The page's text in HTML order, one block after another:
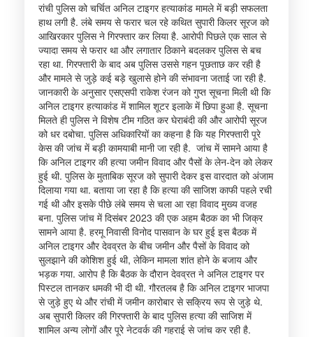
रांची पुलिस को चर्चित अनिल टाइगर हत्याकांड मामले में बड़ी सफलता
हाथ लगी है. लंबे समय से फरार चल रहे कथित सुपारी किलर सूरज को
आखिरकार पुलिस ने गिरफ्तार कर लिया है. आरोपी पिछले एक साल से
ज्यादा समय से फरार था और लगातार ठिकाने बदलकर पुलिस से बच
रहा था. गिरफ्तारी के बाद अब पुलिस उससे गहन पूछताछ कर रही है
और मामले से जुड़े कई बड़े खुलासे होने की संभावना जताई जा रही है.
जानकारी के अनुसार एसएसपी राकेश रंजन को गुप्त सूचना मिली थी कि
अनिल टाइगर हत्याकांड में शामिल शूटर इलाके में छिपा हुआ है. सूचना
मिलते ही पुलिस ने विशेष टीम गठित कर घेराबंदी की और आरोपी सूरज
को धर दबोचा. पुलिस अधिकारियों का कहना है कि यह गिरफ्तारी पूरे
केस की जांच में बड़ी कामयाबी मानी जा रही है. जांच में सामने आया है
कि अनिल टाइगर की हत्या जमीन विवाद और पैसों के लेन-देन को लेकर
हुई थी. पुलिस के मुताबिक सूरज को सुपारी देकर इस वारदात को अंजाम
दिलाया गया था. बताया जा रहा है कि हत्या की साजिश काफी पहले रची
गई थी और इसके पीछे लंबे समय से चला आ रहा विवाद मुख्य वजह
बना. पुलिस जांच में दिसंबर 2023 की एक अहम बैठक का भी जिक्र
सामने आया है. हरमू निवासी विनोद पासवान के घर हुई इस बैठक में
अनिल टाइगर और देवव्रत के बीच जमीन और पैसों के विवाद को
सुलझाने की कोशिश हुई थी, लेकिन मामला शांत होने के बजाय और
भड़क गया. आरोप है कि बैठक के दौरान देवव्रत ने अनिल टाइगर पर
पिस्टल तानकर धमकी भी दी थी. गौरतलब है कि अनिल टाइगर भाजपा
से जुड़े हुए थे और रांची में जमीन कारोबार से सक्रिय रूप से जुड़े थे.
अब सुपारी किलर की गिरफ्तारी के बाद पुलिस हत्या की साजिश में
शामिल अन्य लोगों और पूरे नेटवर्क की गहराई से जांच कर रही है.